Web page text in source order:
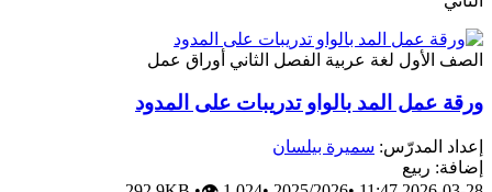
الصف الأول لغة عربية الفصل الثاني أوراق عمل
ورقة عمل المد بالواو تدريبات على المدود
إعداد المدرّس: سميرة بيلسان
إضافة: ربيع